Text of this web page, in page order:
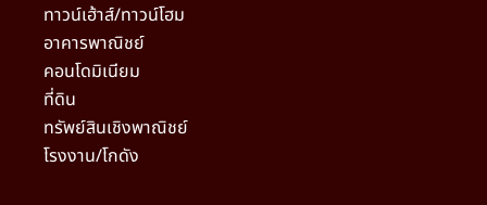
ทาวน์เฮ้าส์/ทาวน์โฮม
อาคารพาณิชย์
คอนโดมิเนียม
ที่ดิน
ทรัพย์สินเชิงพาณิชย์
โรงงาน/โกดัง